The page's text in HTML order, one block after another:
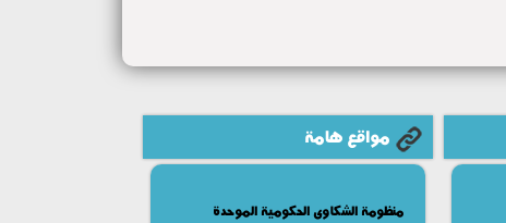
مواقع هامة
منظومة الشكاوى الحكومية الموحدة